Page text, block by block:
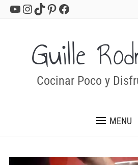
YouTube
Instagram
TikTok
Pinterest
Facebook
Guille
Cocinar Poco y
MENU